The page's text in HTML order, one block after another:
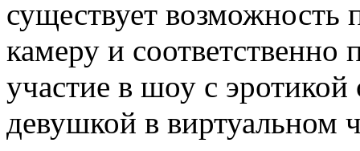
существует
камеру и соответственно
участие в шоу с
девушкой в виртуальном